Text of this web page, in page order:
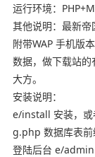
运行环境：
其他说明：最新帝
附带WAP 手机版
数据，做下载站
大方。
安装说明：
e/install 安装，
g.php 数据库表前
登陆后台 e/admin